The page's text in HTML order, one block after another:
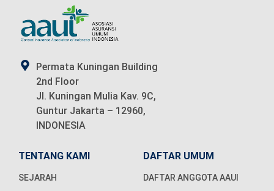
Permata Kuningan Building
2nd Floor
Jl. Kuningan Mulia Kav. 9C,
Guntur Jakarta – 12960,
INDONESIA
TENTANG KAMI
SEJARAH
DAFTAR UMUM
DAFTAR ANGGOTA AAUI